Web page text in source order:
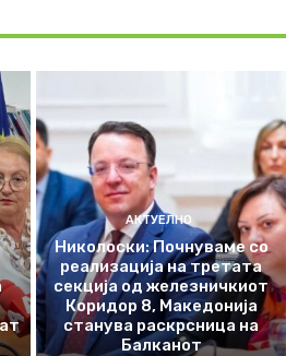
АКТУЕЛНО
Николоски: Почнуваме со
реализација на третата
секција од железничкиот
Коридор 8, Македонија
станува раскрсница на
Балканот